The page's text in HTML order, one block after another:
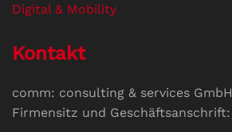
Digital & Mobility
Kontakt
comm: consulting & services GmbH
Firmensitz und Geschäftsanschrift: